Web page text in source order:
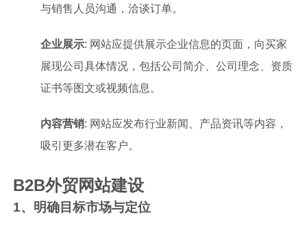
与销售人员沟通，洽谈订单。
企业展示: 网站应提供展示企业信息的页面，向买家
展现公司具体情况，包括公司简介、公司理念、资质
证书等图文或视频信息。
内容营销: 网站应发布行业新闻、产品资讯等内容，
吸引更多潜在客户。
B2B外贸网站建设
1、明确目标市场与定位